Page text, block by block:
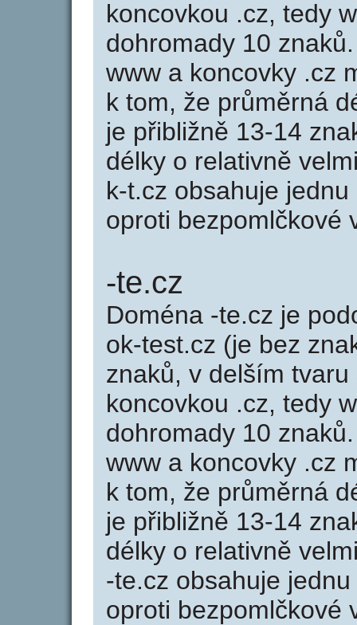
koncovkou .cz, tedy
dohromady 10
www a koncovky .cz
k tom, že průměrná
je přibližně 13-14
délky o relativně
k-t.cz obsahuje
oproti bezpomlčkové
-te.cz
Doména -te.cz je
ok-test.cz (je bez
znaků, v delším
koncovkou .cz, tedy
dohromady 10
www a koncovky .cz
k tom, že průměrná
je přibližně 13-14
délky o relativně
-te.cz obsahuje
oproti bezpomlčkové